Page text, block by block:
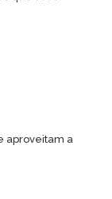
aproveitam a